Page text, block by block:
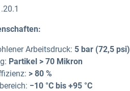
Arbeitsdruck: 5 bar (72,5 psi)
Partikel > 70 Mikron
> 80 %
−10 °C bis +95 °C